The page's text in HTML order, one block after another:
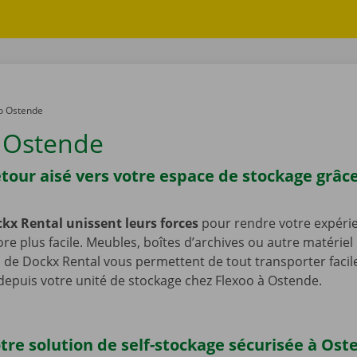
Ostende
aisé vers votre espace de stockage
Rental unissent leurs forces pour rendre votre
plus facile. Meubles, boîtes d’archives ou autre matériel
Dockx Rental vous permettent de tout transporter
votre unité de stockage chez Flexoo à Ostende.
solution de self-stockage sécurisée à